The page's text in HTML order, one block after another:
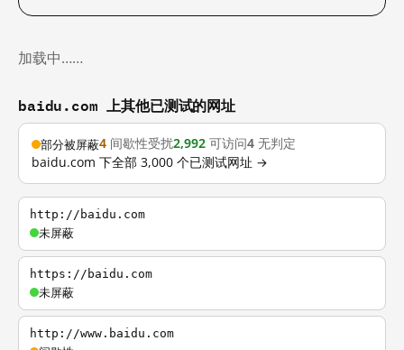
加载中……
baidu.com 上其他已测试的网址
部分被屏蔽4 间歇性受扰2,992 可访问4 无判定
baidu.com 下全部 3,000 个已测试网址 →
http://baidu.com
未屏蔽
https://baidu.com
未屏蔽
http://www.baidu.com